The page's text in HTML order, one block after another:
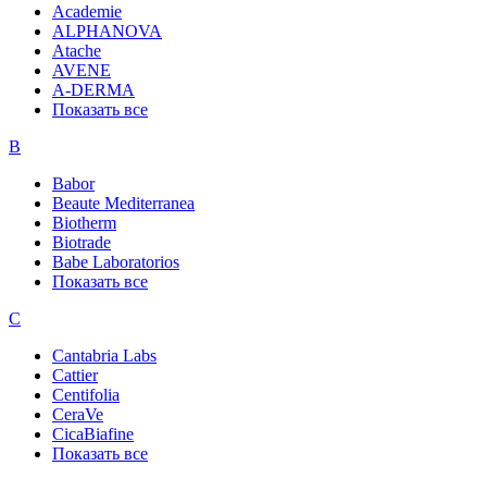
Academie
ALPHANOVA
Atache
AVENE
A-DERMA
Показать все
B
Babor
Beaute Mediterranea
Biotherm
Biotrade
Babe Laboratorios
Показать все
C
Cantabria Labs
Cattier
Centifolia
CeraVe
CicaBiafine
Показать все